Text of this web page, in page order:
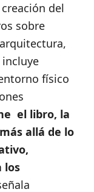
del
sobre
físico
el libro, la
allá de lo
los